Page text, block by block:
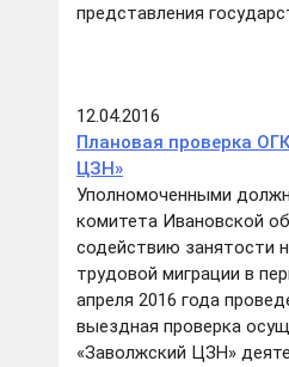
представления
12.04.2016
Плановая проверка
ЦЗН»
Уполномоченными
комитета Ивановской
содействию занятости
трудовой миграции в
апреля 2016 года
выездная проверка
«Заволжский ЦЗН»